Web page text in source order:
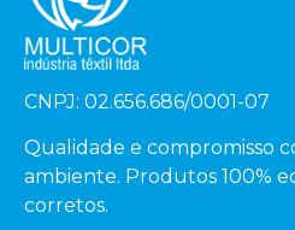
CNPJ: 02.656.686/0001-07
Qualidade e compromisso
ambiente. Produtos 100%
corretos.